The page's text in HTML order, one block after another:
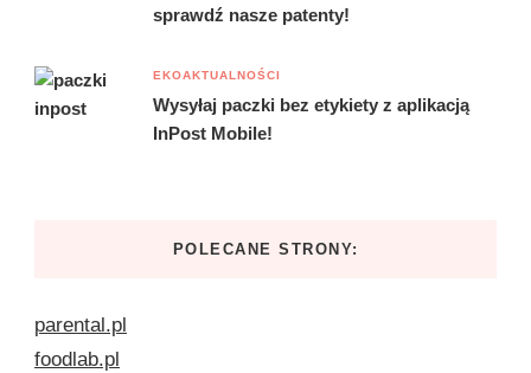
sprawdź nasze patenty!
EKOAKTUALNOŚCI
Wysyłaj paczki bez etykiety z aplikacją
InPost Mobile!
POLECANE STRONY:
parental.pl
foodlab.pl